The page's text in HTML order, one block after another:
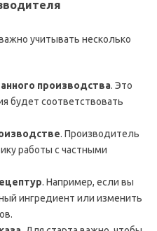
учитывать несколько
производства. Это
будет соответствовать
. Производитель
работы с частными
. Например, если вы
ингредиент или изменить